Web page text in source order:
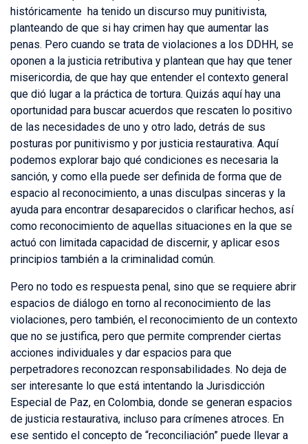
históricamente ha tenido un discurso muy punitivista,
planteando de que si hay crimen hay que aumentar las
penas. Pero cuando se trata de violaciones a los DDHH, se
oponen a la justicia retributiva y plantean que hay que tener
misericordia, de que hay que entender el contexto general
que dió lugar a la práctica de tortura. Quizás aquí hay una
oportunidad para buscar acuerdos que rescaten lo positivo
de las necesidades de uno y otro lado, detrás de sus
posturas por punitivismo y por justicia restaurativa. Aquí
podemos explorar bajo qué condiciones es necesaria la
sanción, y como ella puede ser definida de forma que de
espacio al reconocimiento, a unas disculpas sinceras y la
ayuda para encontrar desaparecidos o clarificar hechos, así
como reconocimiento de aquellas situaciones en la que se
actuó con limitada capacidad de discernir, y aplicar esos
principios también a la criminalidad común.
Pero no todo es respuesta penal, sino que se requiere abrir
espacios de diálogo en torno al reconocimiento de las
violaciones, pero también, el reconocimiento de un contexto
que no se justifica, pero que permite comprender ciertas
acciones individuales y dar espacios para que
perpetradores reconozcan responsabilidades. No deja de
ser interesante lo que está intentando la Jurisdicción
Especial de Paz, en Colombia, donde se generan espacios
de justicia restaurativa, incluso para crímenes atroces. En
ese sentido el concepto de “reconciliación” puede llevar a